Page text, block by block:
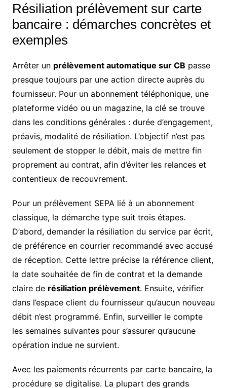
Résiliation prélèvement sur carte
bancaire : démarches concrètes et
exemples
Arrêter un prélèvement automatique sur CB passe
presque toujours par une action directe auprès du
fournisseur. Pour un abonnement téléphonique, une
plateforme vidéo ou un magazine, la clé se trouve
dans les conditions générales : durée d’engagement,
préavis, modalité de résiliation. L’objectif n’est pas
seulement de stopper le débit, mais de mettre fin
proprement au contrat, afin d’éviter les relances et
contentieux de recouvrement.
Pour un prélèvement SEPA lié à un abonnement
classique, la démarche type suit trois étapes.
D’abord, demander la résiliation du service par écrit,
de préférence en courrier recommandé avec accusé
de réception. Cette lettre précise la référence client,
la date souhaitée de fin de contrat et la demande
claire de résiliation prélèvement. Ensuite, vérifier
dans l’espace client du fournisseur qu’aucun nouveau
débit n’est programmé. Enfin, surveiller le compte
les semaines suivantes pour s’assurer qu’aucune
opération indue ne survient.
Avec les paiements récurrents par carte bancaire, la
procédure se digitalise. La plupart des grands